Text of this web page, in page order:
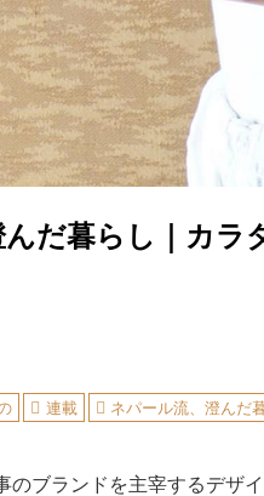
だ暮らし｜カラ
連載 ネパール流、澄んだ
のブランドを主宰するデザ